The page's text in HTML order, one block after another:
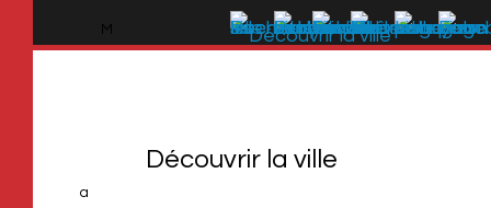
a
M Découvrir la ville
Découvrir la ville